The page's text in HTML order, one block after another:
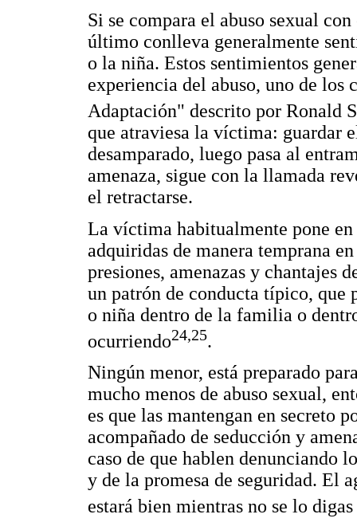
Si se compara el abuso sexual
último conlleva generalmente
o la niña. Estos sentimientos
experiencia del abuso, uno de los
Adaptación" descrito por Ronald
que atraviesa la víctima: guardar
desamparado, luego pasa al
amenaza, sigue con la llamada
el retractarse.
La víctima habitualmente pone
adquiridas de manera temprana
presiones, amenazas y chantajes
un patrón de conducta típico,
o niña dentro de la familia o
ocurriendo24,25.
Ningún menor, está preparado
mucho menos de abuso sexual,
es que las mantengan en secreto
acompañado de seducción y
caso de que hablen denunciando
y de la promesa de seguridad. El
estará bien mientras no se lo